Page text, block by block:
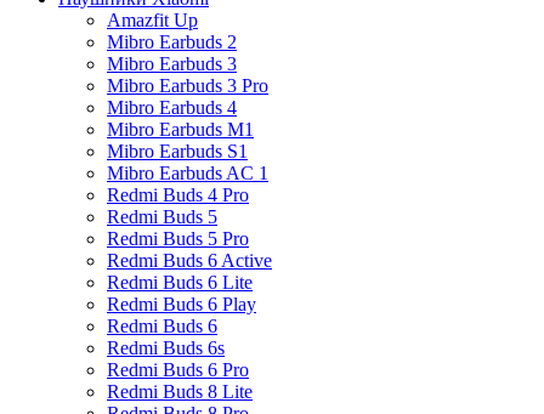
Amazfit Up
Mibro Earbuds 2
Mibro Earbuds 3
Mibro Earbuds 3 Pro
Mibro Earbuds 4
Mibro Earbuds M1
Mibro Earbuds S1
Mibro Earbuds AC 1
Redmi Buds 4 Pro
Redmi Buds 5
Redmi Buds 5 Pro
Redmi Buds 6 Active
Redmi Buds 6 Lite
Redmi Buds 6 Play
Redmi Buds 6
Redmi Buds 6s
Redmi Buds 6 Pro
Redmi Buds 8 Lite